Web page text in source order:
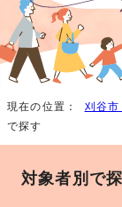
現在の位置： 刈谷市
で探す
対象者別で